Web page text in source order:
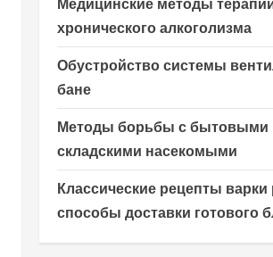
Медицинские методы
хронического алкоголизма
Обустройство системы
бане
Методы борьбы с бытовыми
складскими насекомыми
Классические рецепты варки
способы доставки готового